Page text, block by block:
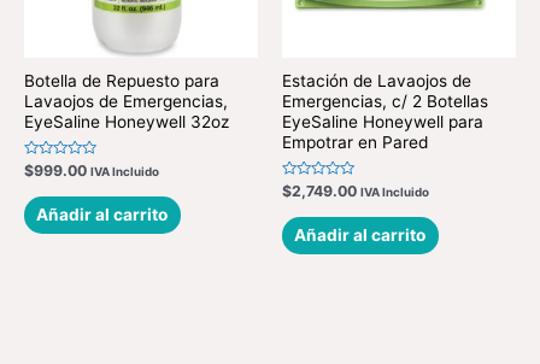
Botella de Repuesto para
Lavaojos de Emergencias,
EyeSaline Honeywell 32oz
Valorado
en
de
5
$999.00 IVA Incluido
Añadir al carrito
Estación de Lavaojos de
Emergencias, c/ 2 Botellas
EyeSaline Honeywell para
Empotrar en Pared
Valorado
en
de
5
$2,749.00 IVA Incluido
Añadir al carrito